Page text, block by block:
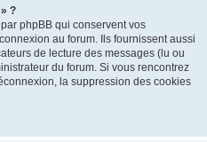
?
phpBB qui conservent vos
au forum. Ils fournissent aussi
de lecture des messages (lu ou
du forum. Si vous rencontrez
la suppression des cookies